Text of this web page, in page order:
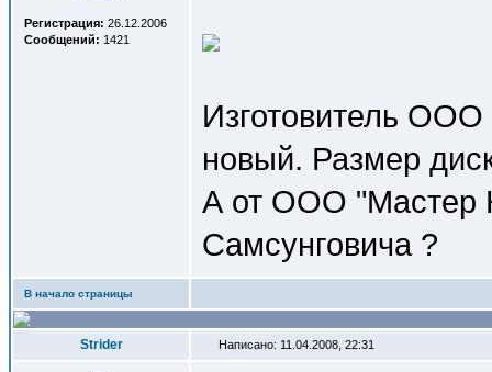
Регистрация: 26.12.2006
Сообщений: 1421
Изготовитель
новый. Размер
А от ООО "Мастер
Самсунговича ?
В начало страницы
Strider Написано: 11.04.2008, 22:31